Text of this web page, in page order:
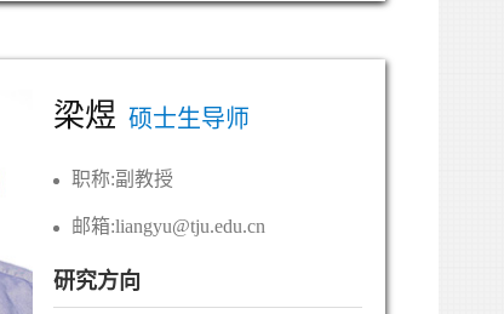
梁煜 硕士生导师
职称:副教授
邮箱:liangyu@tju.edu.cn
研究方向